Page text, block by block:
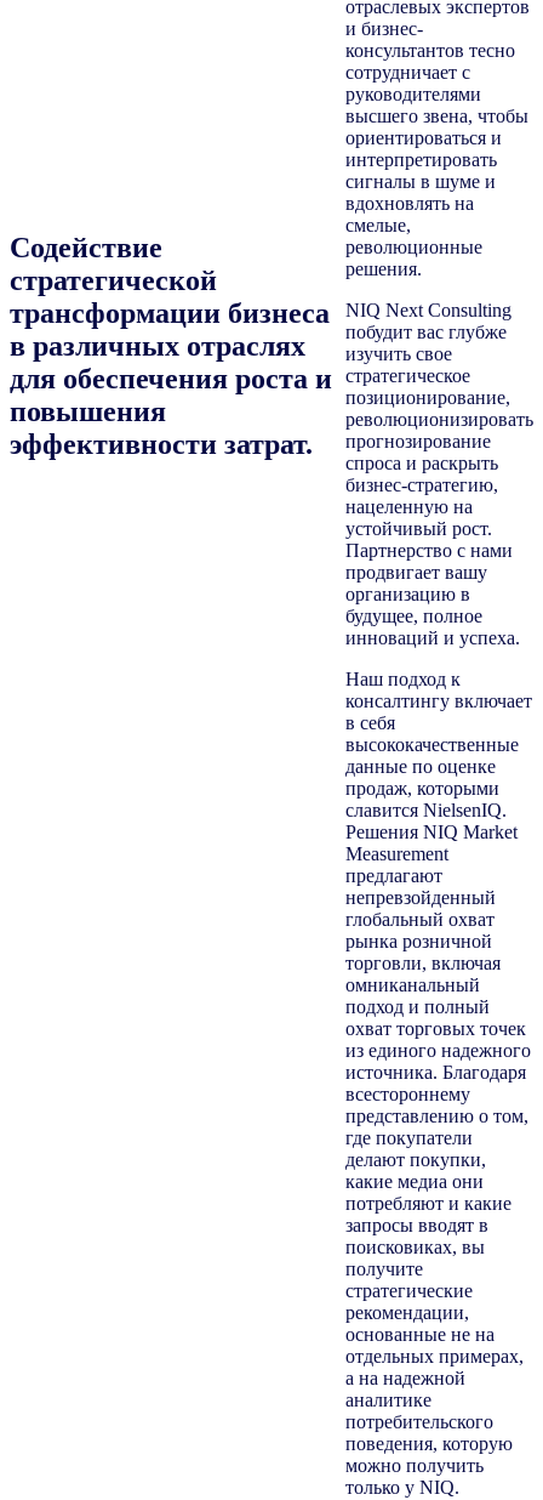
Содействие
стратегической
трансформации бизнеса
в различных отраслях
для обеспечения роста и
повышения
эффективности затрат.
отраслевых экспертов
и бизнес-
консультантов тесно
сотрудничает с
руководителями
высшего звена, чтобы
ориентироваться и
интерпретировать
сигналы в шуме и
вдохновлять на
смелые,
революционные
решения.
NIQ Next Consulting
побудит вас глубже
изучить свое
стратегическое
позиционирование,
революционизировать
прогнозирование
спроса и раскрыть
бизнес-стратегию,
нацеленную на
устойчивый рост.
Партнерство с нами
продвигает вашу
организацию в
будущее, полное
инноваций и успеха.
Наш подход к
консалтингу включает
в себя
высококачественные
данные по оценке
продаж, которыми
славится NielsenIQ.
Решения NIQ Market
Measurement
предлагают
непревзойденный
глобальный охват
рынка розничной
торговли, включая
омниканальный
подход и полный
охват торговых точек
из единого надежного
источника. Благодаря
всестороннему
представлению о том,
где покупатели
делают покупки,
какие медиа они
потребляют и какие
запросы вводят в
поисковиках, вы
получите
стратегические
рекомендации,
основанные не на
отдельных примерах,
а на надежной
аналитике
потребительского
поведения, которую
можно получить
только у NIQ.